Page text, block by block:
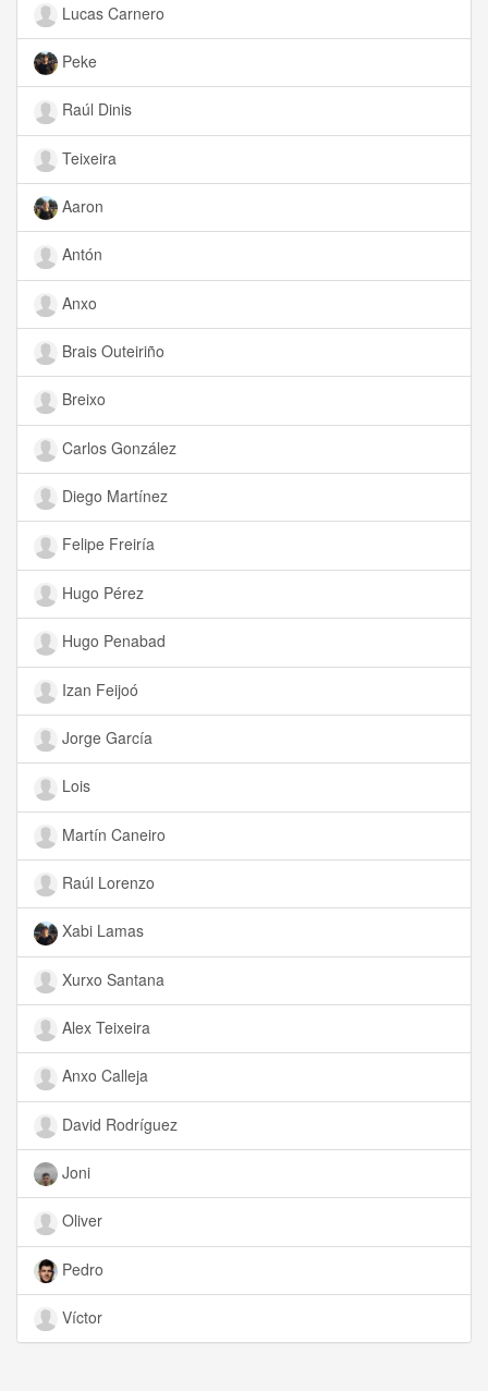
Lucas Carnero
Peke
Raúl Dinis
Teixeira
Aaron
Antón
Anxo
Brais Outeiriño
Breixo
Carlos González
Diego Martínez
Felipe Freiría
Hugo Pérez
Hugo Penabad
Izan Feijoó
Jorge García
Lois
Martín Caneiro
Raúl Lorenzo
Xabi Lamas
Xurxo Santana
Alex Teixeira
Anxo Calleja
David Rodríguez
Joni
Oliver
Pedro
Víctor